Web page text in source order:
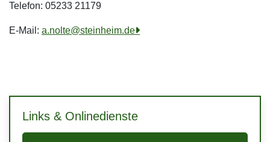
Telefon: 05233 21179
E-Mail: a.nolte@steinheim.de
Links & Onlinedienste